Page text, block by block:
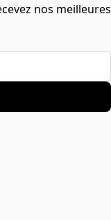
nos meilleures